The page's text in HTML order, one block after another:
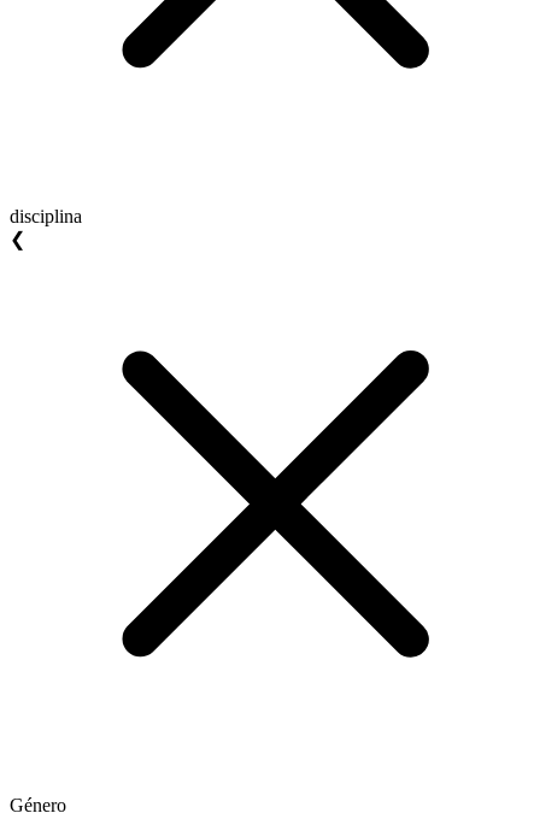
disciplina
❮
Género